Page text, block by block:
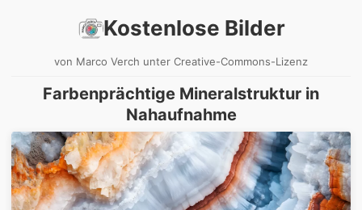
Kostenlose Bilder
von Marco Verch unter Creative-Commons-Lizenz
Farbenprächtige Mineralstruktur in
Nahaufnahme